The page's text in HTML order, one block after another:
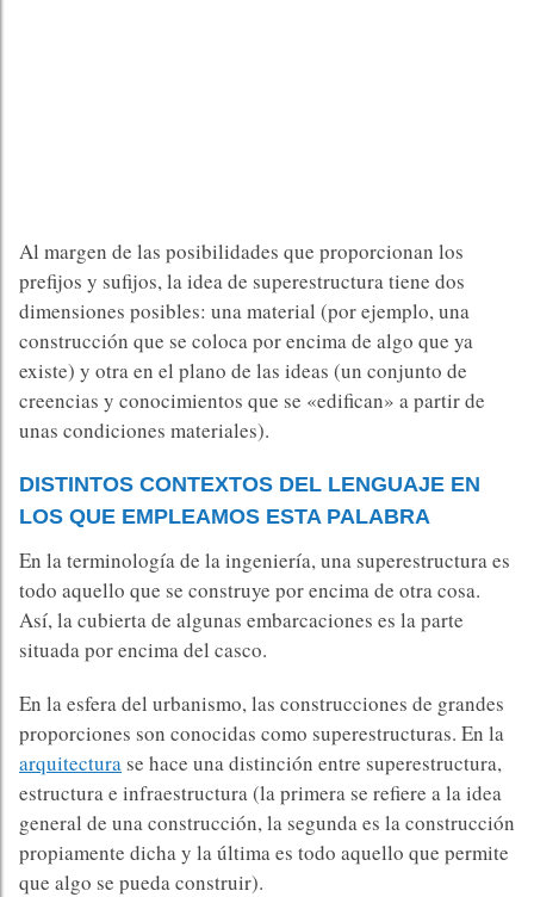
Al margen de las posibilidades que proporcionan los
prefijos y sufijos, la idea de superestructura tiene dos
dimensiones posibles: una material (por ejemplo, una
construcción que se coloca por encima de algo que ya
existe) y otra en el plano de las ideas (un conjunto de
creencias y conocimientos que se «edifican» a partir de
unas condiciones materiales).
DISTINTOS CONTEXTOS DEL LENGUAJE EN
LOS QUE EMPLEAMOS ESTA PALABRA
En la terminología de la ingeniería, una superestructura es
todo aquello que se construye por encima de otra cosa.
Así, la cubierta de algunas embarcaciones es la parte
situada por encima del casco.
En la esfera del urbanismo, las construcciones de grandes
proporciones son conocidas como superestructuras. En la
arquitectura se hace una distinción entre superestructura,
estructura e infraestructura (la primera se refiere a la idea
general de una construcción, la segunda es la construcción
propiamente dicha y la última es todo aquello que permite
que algo se pueda construir).